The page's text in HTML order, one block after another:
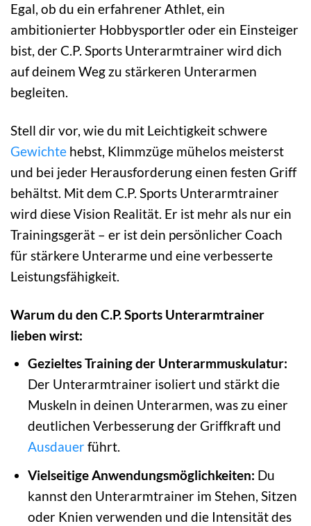
Egal, ob du ein erfahrener Athlet, ein
ambitionierter Hobbysportler oder ein Einsteiger
bist, der C.P. Sports Unterarmtrainer wird dich
auf deinem Weg zu stärkeren Unterarmen
begleiten.
Stell dir vor, wie du mit Leichtigkeit schwere
Gewichte hebst, Klimmzüge mühelos meisterst
und bei jeder Herausforderung einen festen Griff
behältst. Mit dem C.P. Sports Unterarmtrainer
wird diese Vision Realität. Er ist mehr als nur ein
Trainingsgerät – er ist dein persönlicher Coach
für stärkere Unterarme und eine verbesserte
Leistungsfähigkeit.
Warum du den C.P. Sports Unterarmtrainer
lieben wirst:
Gezieltes Training der Unterarmmuskulatur:
Der Unterarmtrainer isoliert und stärkt die
Muskeln in deinen Unterarmen, was zu einer
deutlichen Verbesserung der Griffkraft und
Ausdauerführt.
Vielseitige Anwendungsmöglichkeiten: Du
kannst den Unterarmtrainer im Stehen, Sitzen
oder Knien verwenden und die Intensität des